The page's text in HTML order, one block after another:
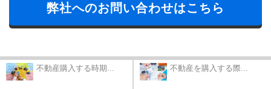
弊社へのお問い合わせはこちら
不動産購入する時期... 不動産を購入する際...